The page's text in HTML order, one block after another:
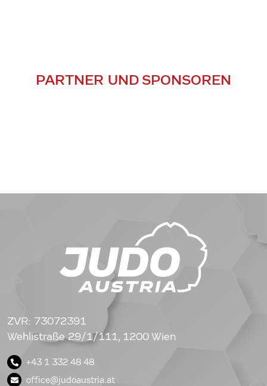
PARTNER UND SPONSOREN
ZVR: 73072391
Wehlistraße 29/1/111, 1200 Wien
+43 1 332 48 48
office@judoaustria.at